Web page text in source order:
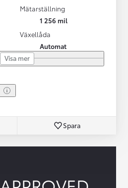
Mätarställning
1 256 mil
Växellåda
Automat
Visa mer
Spara